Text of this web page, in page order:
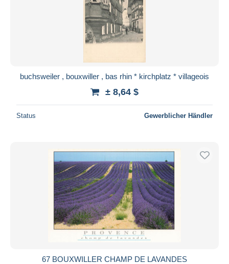
buchsweiler , bouxwiller , bas rhin * kirchplatz * villageois
± 8,64 $
Status Gewerblicher Händler
67 BOUXWILLER CHAMP DE LAVANDES